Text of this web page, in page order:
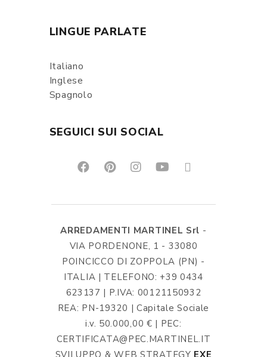
LINGUE PARLATE
Italiano
Inglese
Spagnolo
SEGUICI SUI SOCIAL
ARREDAMENTI MARTINEL Srl -
VIA PORDENONE, 1 - 33080
POINCICCO DI ZOPPOLA (PN) -
ITALIA | TELEFONO: +39 0434
623137 | P.IVA: 00121150932
REA: PN-19320 | Capitale Sociale
i.v. 50.000,00 € | PEC:
CERTIFICATA@PEC.MARTINEL.IT
SVILUPPO & WEB STRATEGY EXE